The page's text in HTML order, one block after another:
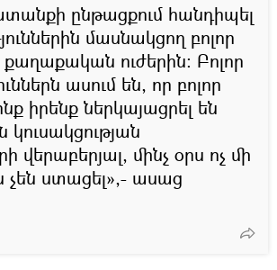
ընթացքում հանդիպել
մասնակցող բոլոր
ուժերին։ Բոլոր
ասում են, որ բոլոր
իրենք ներկայացրել են
կուսակցության
վերաբերյալ, մինչ օրս ոչ մի
ստացել»,- ասաց